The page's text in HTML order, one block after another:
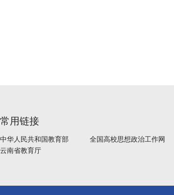
常用链接
中华人民共和国教育部 全国高校思想政治工作网
云南省教育厅